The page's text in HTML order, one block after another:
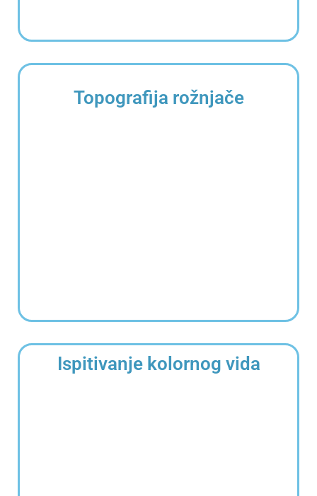
Topografija rožnjače
Ispitivanje kolornog vida